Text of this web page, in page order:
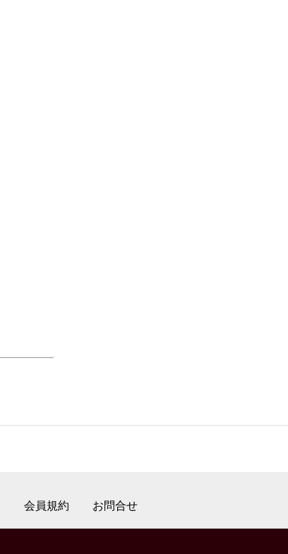
会員規約 お問合せ